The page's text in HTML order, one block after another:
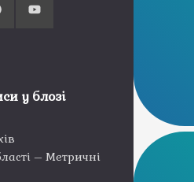
у блозі
– Метричні